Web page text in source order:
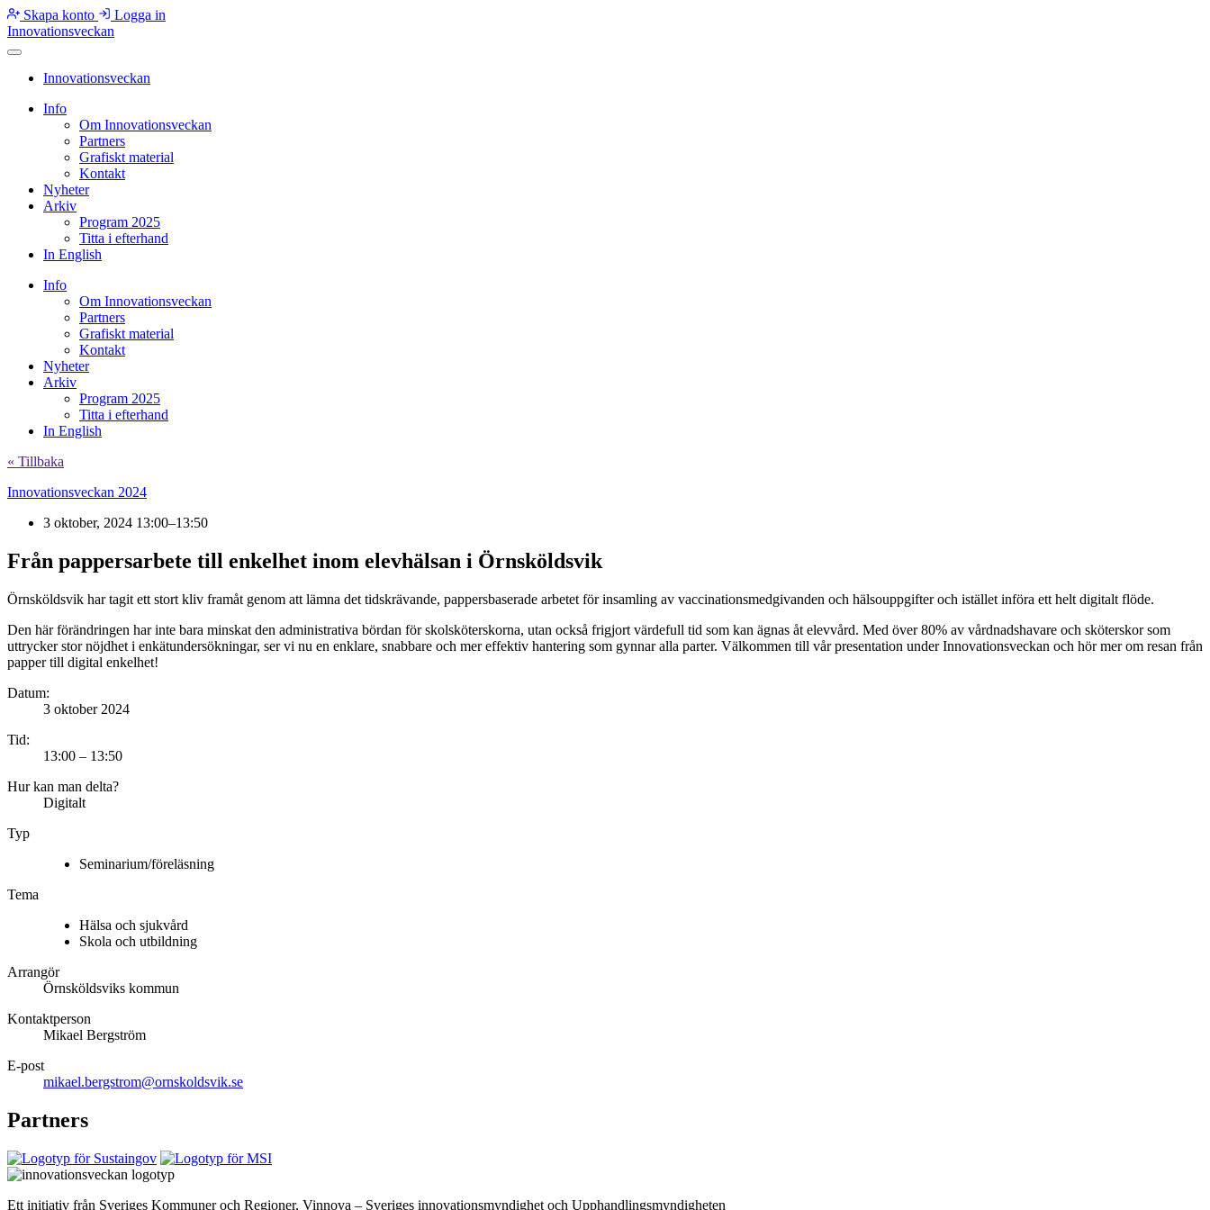
Skapa konto
Logga in
Innovationsveckan
Innovationsveckan
Info
Om Innovationsveckan
Partners
Grafiskt material
Kontakt
Nyheter
Arkiv
Program 2025
Titta i efterhand
In English
Info
Om Innovationsveckan
Partners
Grafiskt material
Kontakt
Nyheter
Arkiv
Program 2025
Titta i efterhand
In English
« Tillbaka
Innovationsveckan 2024
3 oktober, 2024 13:00–13:50
Från pappersarbete till enkelhet inom elevhälsan i Örnsköldsvik
Örnsköldsvik har tagit ett stort kliv framåt genom att lämna det tidskrävande, pappersbaserade arbetet för insamling av vaccinationsmedgivanden och hälsouppgifter och istället införa ett helt digitalt flöde.
Den här förändringen har inte bara minskat den administrativa bördan för skolsköterskorna, utan också frigjort värdefull tid som kan ägnas åt elevvård. Med över 80% av vårdnadshavare och sköterskor som
uttrycker stor nöjdhet i enkätundersökningar, ser vi nu en enklare, snabbare och mer effektiv hantering som gynnar alla parter. Välkommen till vår presentation under Innovationsveckan och hör mer om resan från
papper till digital enkelhet!
Datum:
3 oktober 2024
Tid:
13:00 – 13:50
Hur kan man delta?
Digitalt
Typ
Seminarium/föreläsning
Tema
Hälsa och sjukvård
Skola och utbildning
Arrangör
Örnsköldsviks kommun
Kontaktperson
Mikael Bergström
E-post
mikael.bergstrom@ornskoldsvik.se
Partners
Ett initiativ från Sveriges Kommuner och Regioner, Vinnova – Sveriges innovationsmyndighet och Upphandlingsmyndigheten